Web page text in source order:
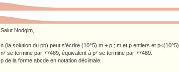
Salut Nodgim,
n (la solution du pb) peut s’écrire (10^5).m + p ; m et p entiers et p<(10^5).
n² se termine par 77489, équivalent à p² se termine par 77489.
p de la forme abcde en notation décimale.